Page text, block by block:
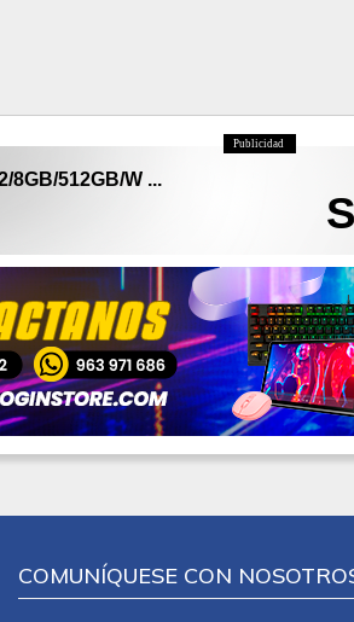
Publicidad
8GB/512GB/W ...
COMUNÍQUESE CON